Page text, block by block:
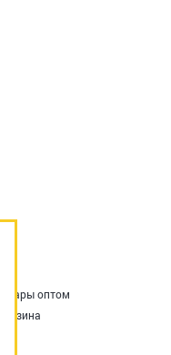
Товары оптом
Корзина